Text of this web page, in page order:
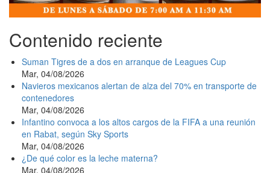
Contenido reciente
Suman Tigres de a dos en arranque de Leagues Cup
Mar, 04/08/2026
Navieros mexicanos alertan de alza del 70% en transporte de
contenedores
Mar, 04/08/2026
Infantino convoca a los altos cargos de la FIFA a una reunión
en Rabat, según Sky Sports
Mar, 04/08/2026
¿De qué color es la leche materna?
Mar, 04/08/2026